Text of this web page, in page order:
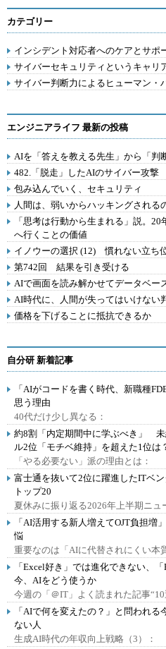
カテゴリー
インシデント対応者へのケアとサポ
サイバーセキュリティというキャリ
サイバー判断力によるヒューマン・
エンジニアライフ 最新の投稿
AIを「答えを教える先生」から「判
482.「脱走」したAIのサイバー攻撃
包み込んでいく、セキュリティ
人間は、弱いからハッキングされる
「思考は行動から生まれる」説。
へ行くことの価値
イノウーの選択 (12) 慣れない立ち
第742回 結果を引き受ける
AIで画面を読み解かせてデータベー
AI時代に、人間が失ってはいけない
価格を下げることに抵抗できるか
自分研 新着記事
「AIがコードを書く時代、新職種
思う理由
40代だけ少し異なる：
約8割「内定期間中に学ぶべき」
ル2位「モチベ維持」を超えた1位は
「やる必要ない」派の理由とは：
富士通を抜いて2位に躍進したITベ
トップ20
夏休みに振り返る2026年上半期ニュ
「AI活用する新人増えてOJT負担
悩
重要なのは「AIに代替されにくい本
「Excel好き」では進化できない、
今、AIをどう使うか
今週の「＠IT」よく読まれた記事“10
「AIで何を変えたの？」と問われ
ない人
生成AI時代の年収向上戦略（3）：